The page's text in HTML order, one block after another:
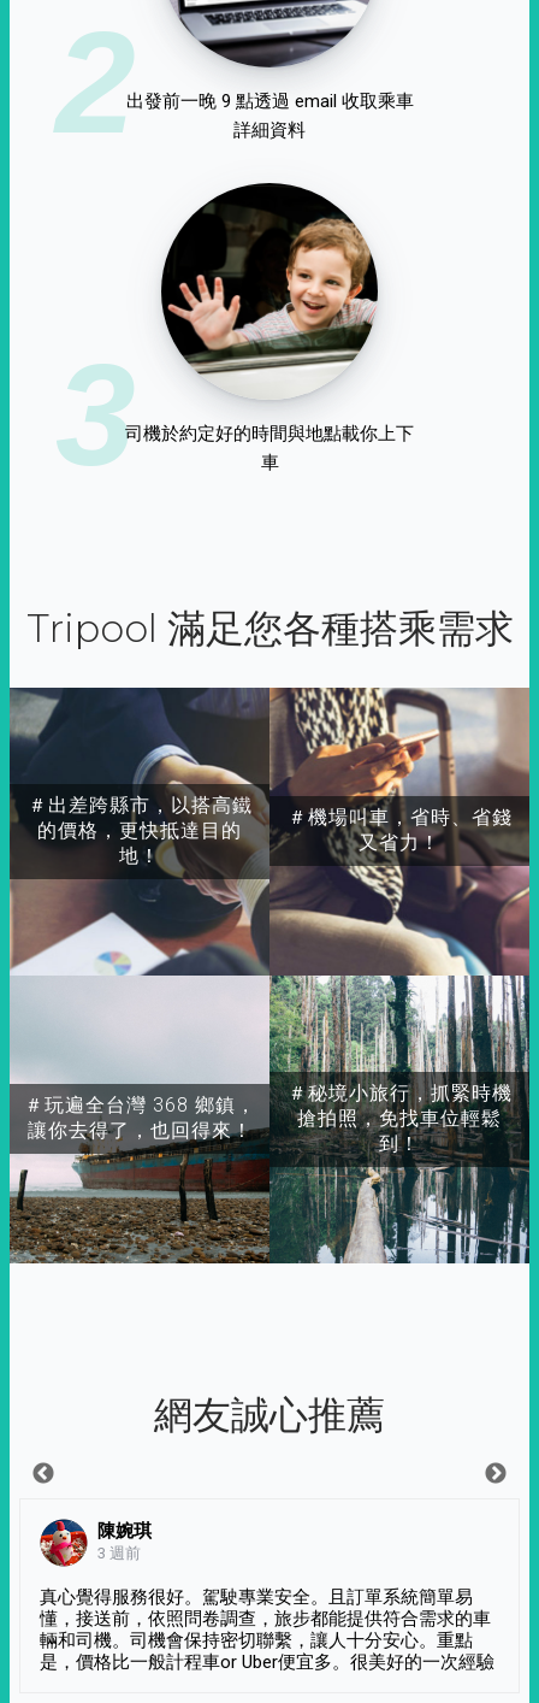
2出發前一晚 9 點透過 email 收取乘車
詳細資料
3司機於約定好的時間與地點載你上下
車
Tripool 滿足您各種搭乘需求
＃出差跨縣市，以搭高鐵
的價格，更快抵達目的
地！
＃玩遍全台灣 368 鄉鎮，
讓你去得了，也回得來！
＃秘境小旅行，抓緊時機
搶拍照，免找車位輕鬆
到！
＃機場叫車，省時、省錢
又省力！
網友誠心推薦
陳婉琪
3 週前
真心覺得服務很好。駕駛專業安全。且訂單系統簡單易
懂，接送前，依照問卷調查，旅步都能提供符合需求的車
輛和司機。司機會保持密切聯繫，讓人十分安心。重點
是，價格比一般計程車or Uber便宜多。很美好的一次經驗